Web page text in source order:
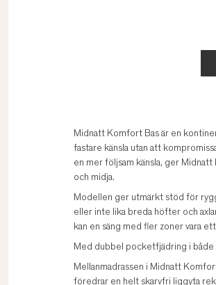
Midnatt Komfort Bas är en
fastare känsla utan att
en mer följsam känsla, ger
och midja.
Modellen ger utmärkt stöd för
eller inte lika breda höfter och
kan en säng med fler zoner vara
Med dubbel pocketfjädring i både
Mellanmadrassen i Midnatt
föredrar en helt skarvfri liggyta